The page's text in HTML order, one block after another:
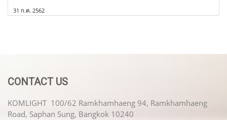
31 ก.ค. 2562
CONTACT US
KOMLIGHT 100/62 Ramkhamhaeng 94, Ramkhamhaeng
Road, Saphan Sung, Bangkok 10240